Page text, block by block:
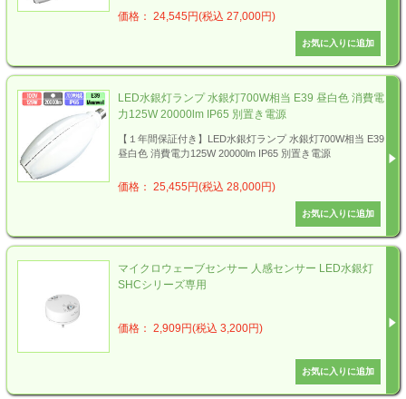
価格： 24,545円(税込 27,000円)
LED水銀灯ランプ 水銀灯700W相当 E39 昼白色 消費電
力125W 20000lm IP65 別置き電源
【１年間保証付き】LED水銀灯ランプ 水銀灯700W相当 E39
昼白色 消費電力125W 20000lm IP65 別置き電源
価格： 25,455円(税込 28,000円)
マイクロウェーブセンサー 人感センサー LED水銀灯
SHCシリーズ専用
価格： 2,909円(税込 3,200円)